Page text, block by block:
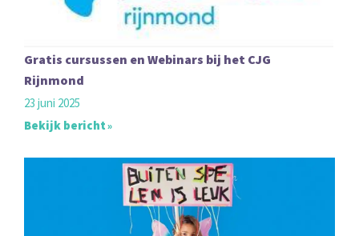
Gratis cursussen en Webinars bij het CJG
Rijnmond
23 juni 2025
Bekijk bericht